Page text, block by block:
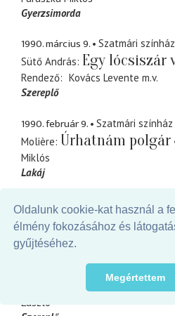
Oldalunk cookie-kat használ a
élmény fokozásához és
gyűjtéséhez.
Megértettem
Gyerzsimorda
1990. március 9.
Szatmári színház
Sütő András Egy lócsiszár
Rendező Kovács Levente m.v.
Szereplő
1990. február 9.
Szatmári színház
Molière Úrhatnám polgár
Miklós
Lakáj
1989. december 31. Szatmári
Babos bál Rendező
Ács
Szereplő
Figura Stúdió
Federico García Lorca
Vérnász
László